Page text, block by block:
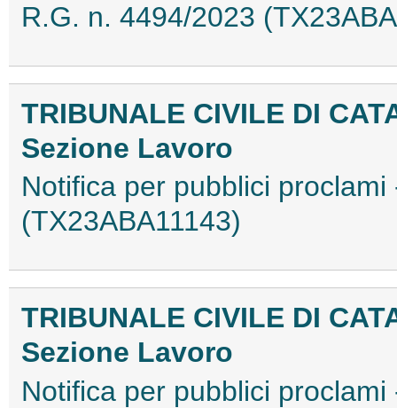
R.G. n. 4494/2023
TRIBUNALE CIVILE DI
Sezione Lavoro
Notifica per pubblici
(TX23ABA11143)
TRIBUNALE CIVILE DI
Sezione Lavoro
Notifica per pubblici